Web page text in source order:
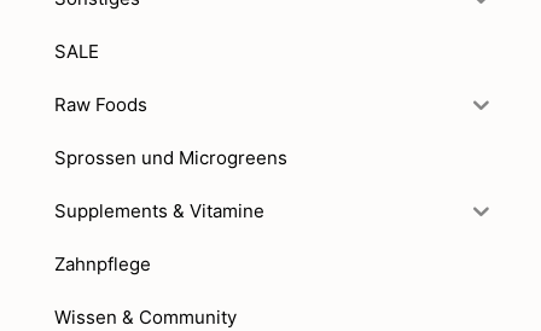
SALE
Raw Foods
Sprossen und Microgreens
Supplements & Vitamine
Zahnpflege
Wissen & Community